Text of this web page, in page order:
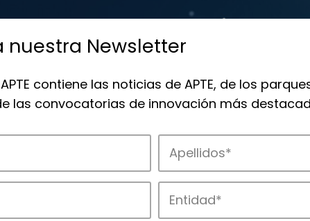
nuestra Newsletter
contiene las noticias de APTE, de los
las convocatorias de innovación más